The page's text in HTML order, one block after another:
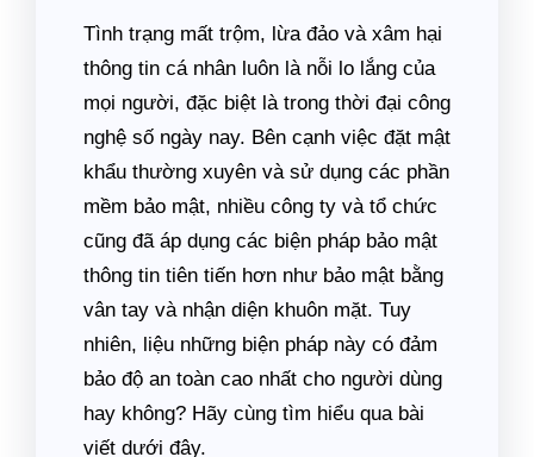
Tình trạng mất trộm, lừa đảo và xâm hại
thông tin cá nhân luôn là nỗi lo lắng của
mọi người, đặc biệt là trong thời đại công
nghệ số ngày nay. Bên cạnh việc đặt mật
khẩu thường xuyên và sử dụng các phần
mềm bảo mật, nhiều công ty và tổ chức
cũng đã áp dụng các biện pháp bảo mật
thông tin tiên tiến hơn như bảo mật bằng
vân tay và nhận diện khuôn mặt. Tuy
nhiên, liệu những biện pháp này có đảm
bảo độ an toàn cao nhất cho người dùng
hay không? Hãy cùng tìm hiểu qua bài
viết dưới đây.